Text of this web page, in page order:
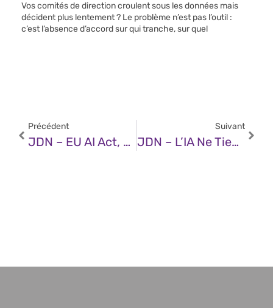
Vos comités de direction croulent sous les données mais
décident plus lentement ? Le problème n’est pas l’outil :
c’est l’absence d’accord sur qui tranche, sur quel
Précédent
JDN – EU AI Act, Le Piège Du Report
Suivant
JDN – L’IA Ne Tiendra Pas Sur Des Fondations De Données Fermées